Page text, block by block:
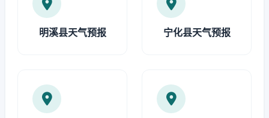
明溪县天气预报 宁化县天气预报